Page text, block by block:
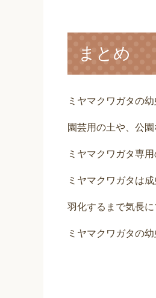
まとめ
ミヤマクワガタの
園芸用の土や、公
ミヤマクワガタ専
ミヤマクワガタは
羽化するまで気長に
ミヤマクワガタの